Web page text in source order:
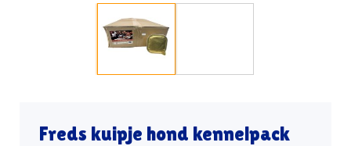
Freds kuipje hond kennelpack